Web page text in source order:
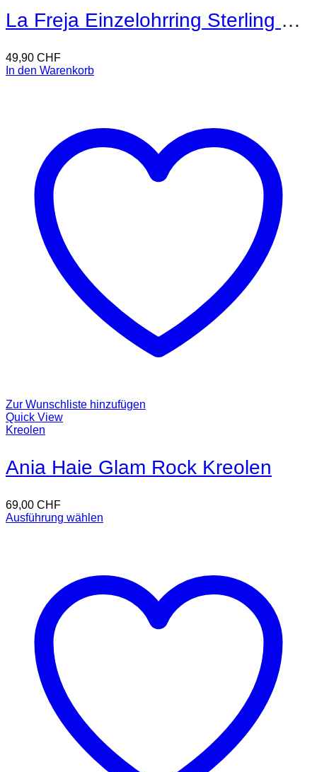
La Freja Einzelohrring Sterling Silber
49,90 CHF
In den Warenkorb
Zur Wunschliste hinzufügen
Quick View
Kreolen
Ania Haie Glam Rock Kreolen
69,00 CHF
Ausführung wählen